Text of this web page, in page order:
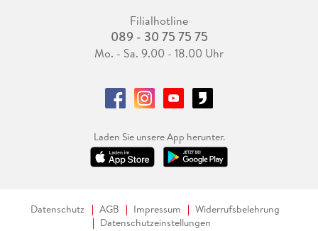
Filialhotline
089 - 30 75 75 75
Mo. - Sa. 9.00 - 18.00 Uhr
Laden Sie unsere App herunter.
Datenschutz AGB Impressum
Widerrufsbelehrung
Datenschutzeinstellungen